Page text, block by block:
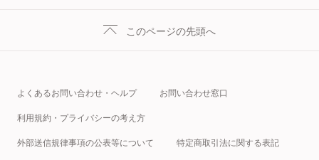
このページの先頭へ
よくあるお問い合わせ・ヘルプ お問い合わせ窓口
利用規約・プライバシーの考え方
外部送信規律事項の公表等について 特定商取引法に関する表記